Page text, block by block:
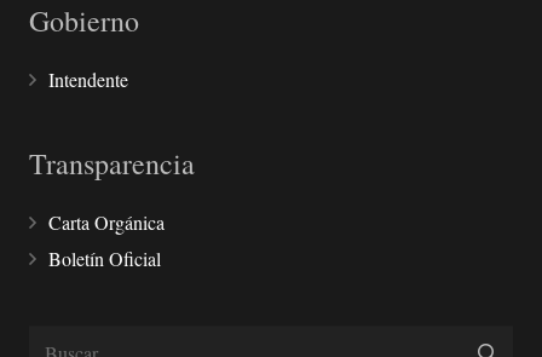
Gobierno
Intendente
Transparencia
Carta Orgánica
Boletín Oficial
Buscar: